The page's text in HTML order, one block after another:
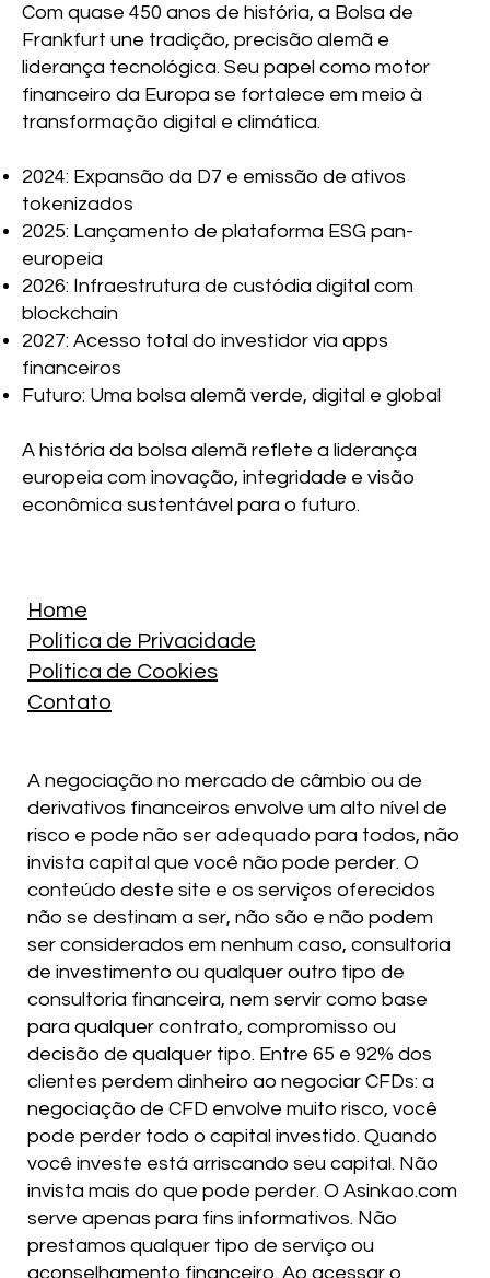
Com quase 450 anos de história, a Bolsa de
Frankfurt une tradição, precisão alemã e
liderança tecnológica. Seu papel como motor
financeiro da Europa se fortalece em meio à
transformação digital e climática.
2024: Expansão da D7 e emissão de ativos
tokenizados
2025: Lançamento de plataforma ESG pan-
europeia
2026: Infraestrutura de custódia digital com
blockchain
2027: Acesso total do investidor via apps
financeiros
Futuro: Uma bolsa alemã verde, digital e global
A história da bolsa alemã reflete a liderança
europeia com inovação, integridade e visão
econômica sustentável para o futuro.
Home
Política de Privacidade
Política de Cookies
Contato
A negociação no mercado de câmbio ou de
derivativos financeiros envolve um alto nível de
risco e pode não ser adequado para todos, não
invista capital que você não pode perder. O
conteúdo deste site e os serviços oferecidos
não se destinam a ser, não são e não podem
ser considerados em nenhum caso, consultoria
de investimento ou qualquer outro tipo de
consultoria financeira, nem servir como base
para qualquer contrato, compromisso ou
decisão de qualquer tipo. Entre 65 e 92% dos
clientes perdem dinheiro ao negociar CFDs: a
negociação de CFD envolve muito risco, você
pode perder todo o capital investido. Quando
você investe está arriscando seu capital. Não
invista mais do que pode perder. O Asinkao.com
serve apenas para fins informativos. Não
prestamos qualquer tipo de serviço ou
aconselhamento financeiro. Ao acessar o